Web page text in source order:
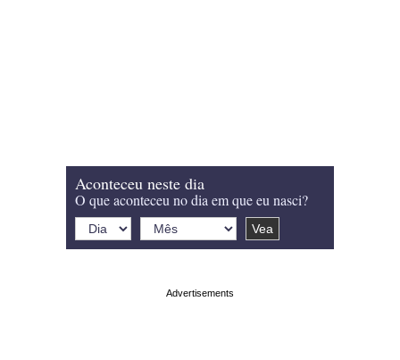
Aconteceu neste dia
O que aconteceu no dia em que eu nasci?